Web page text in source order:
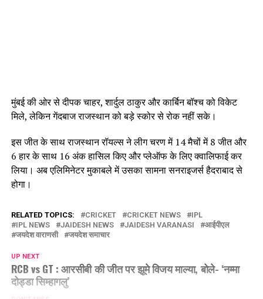
मुंबई की ओर से दीपक चाहर, शार्दुल ठाकुर और कार्बिन बॉश्च को विकेट
मिले, लेकिन गेंदबाज राजस्थान को बड़े स्कोर से रोक नहीं सके।
इस जीत के साथ राजस्थान रॉयल्स ने लीग चरण में 14 मैचों में 8 जीत और
6 हार के साथ 16 अंक हासिल किए और प्लेऑफ के लिए क्वालिफाई कर
लिया। अब एलिमिनेटर मुकाबले में उसका सामना सनराइजर्स हैदराबाद से
होगा।
RELATED TOPICS: CRICKET CRICKET NEWS
IPL
IPL NEWS
JAIDESH NEWS JAIDESH VARANASI
आईपीएल
जयदेश वाराणसी
जयदेश समाचार
UP NEXT
RCB vs GT : आरसीबी की जीत पर झूमे विजय माल्या, बोले- ‘नम्मा
दोड्डा सिम्हागलु’